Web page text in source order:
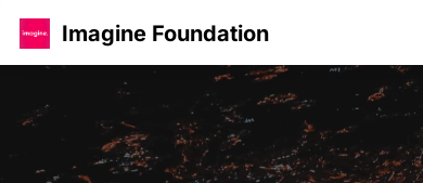
Imagine Foundation